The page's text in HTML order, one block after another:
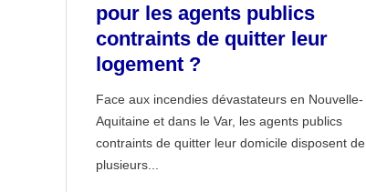
pour les agents publics
contraints de quitter leur
logement ?
Face aux incendies dévastateurs en Nouvelle-
Aquitaine et dans le Var, les agents publics
contraints de quitter leur domicile disposent de
plusieurs...